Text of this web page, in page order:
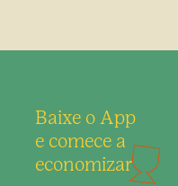
Baixe o App
e comece a
economizar